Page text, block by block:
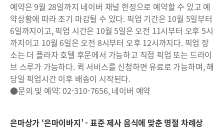
예약은 9월 28일까지 네이버 채널 한정으로 예약할 수 있고 예
약상황에 따라 조기 마감될 수 있다. 픽업 기간은 10월 5일부터
6일까지이고, 픽업 시간은 10월 5일은 오전 11시부터 오후 5시
까지이고 10월 6일은 오전 8시부터 오후 12시까지다. 픽업 장
소는 더 플라자 호텔 후문에서 가능하고 직접 픽업 또는 드라이
브 스루가 가능하다. 퀵 서비스를 신청하면 유료로 가능하며, 해
당일 픽업시간 이후 배송이 시작된다.
●문의 및 예약: 02-310-7656, 네이버 예약
은마상가 ‘은마이바지’ - 표준 제사 음식에 맞춘 명절 차례상